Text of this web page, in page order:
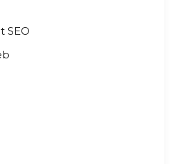
SEO